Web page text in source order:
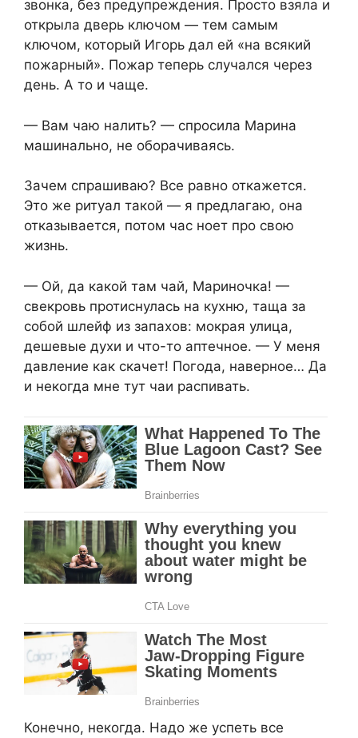
звонка, без предупреждения. Просто взяла и
открыла дверь ключом — тем самым
ключом, который Игорь дал ей «на всякий
пожарный». Пожар теперь случался через
день. А то и чаще.
— Вам чаю налить? — спросила Марина
машинально, не оборачиваясь.
Зачем спрашиваю? Все равно откажется.
Это же ритуал такой — я предлагаю, она
отказывается, потом час ноет про свою
жизнь.
— Ой, да какой там чай, Мариночка! —
свекровь протиснулась на кухню, таща за
собой шлейф из запахов: мокрая улица,
дешевые духи и что-то аптечное. — У меня
давление как скачет! Погода, наверное… Да
и некогда мне тут чаи распивать.
Конечно, некогда. Надо же успеть все